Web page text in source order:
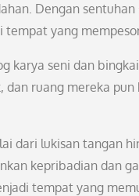
Dengan
tempat yang
karya seni dan
ruang mereka
dari lukisan tangan
kepribadian dan
tempat yang